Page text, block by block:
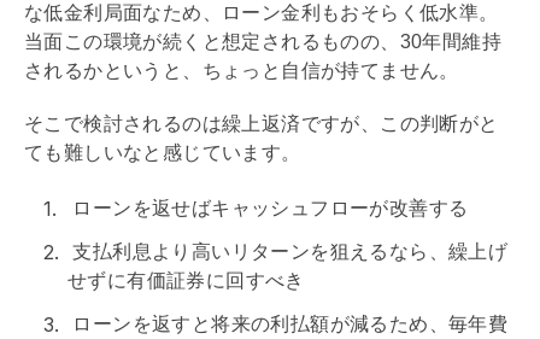
な低金利局面なため、ローン金利もおそらく低水準。
当面この環境が続くと想定されるものの、30年間維持
されるかというと、ちょっと自信が持てません。
そこで検討されるのは繰上返済ですが、この判断がと
ても難しいなと感じています。
ローンを返せばキャッシュフローが改善する
支払利息より高いリターンを狙えるなら、繰上げ
せずに有価証券に回すべき
ローンを返すと将来の利払額が減るため、毎年費